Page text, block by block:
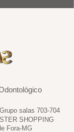
salas 703-704
SHOPPING
Fora-MG